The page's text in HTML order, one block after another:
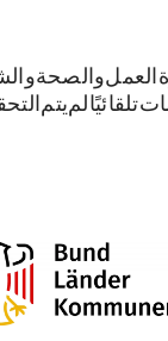
العمل والصحة
تلقائيًا. لم يتم